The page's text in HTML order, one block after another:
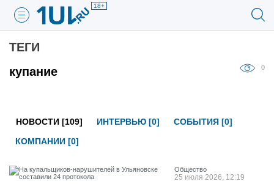
18+
ТЕГИ
купание
0
НОВОСТИ [109] ИНТЕРВЬЮ [0]
СОБЫТИЯ [0]
КОМПАНИИ [0]
Общество
25 июля 2026, 12:19